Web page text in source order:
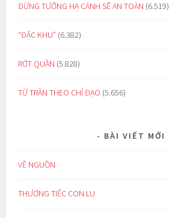
ĐỪNG TƯỞNG HẠ CÁNH SẼ AN TOÀN (6.519)
“ĐẶC KHU” (6.382)
RỚT QUẦN (5.828)
TỪ TRẦN THEO CHỈ ĐẠO (5.656)
BÀI VIẾT MỚI
VỀ NGUỒN
THƯƠNG TIẾC CON LU